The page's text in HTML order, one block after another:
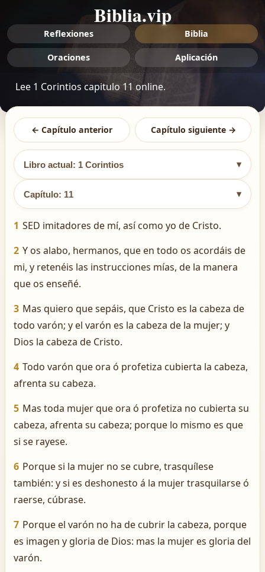
Biblia.vip
Reflexiones Biblia
Oraciones Aplicación
Lee 1 Corintios capitulo 11 online.
← Capítulo anterior Capítulo siguiente →
Libro actual: 1 Corintios ▾
Capítulo: 11 ▾
1 SED imitadores de mí, así como yo de Cristo.
2 Y os alabo, hermanos, que en todo os acordáis de
mi, y retenéis las instrucciones mías, de la manera
que os enseñé.
3 Mas quiero que sepáis, que Cristo es la cabeza de
todo varón; y el varón es la cabeza de la mujer; y
Dios la cabeza de Cristo.
4 Todo varón que ora ó profetiza cubierta la cabeza,
afrenta su cabeza.
5 Mas toda mujer que ora ó profetiza no cubierta su
cabeza, afrenta su cabeza; porque lo mismo es que
si se rayese.
6 Porque si la mujer no se cubre, trasquílese
también: y si es deshonesto á la mujer trasquilarse ó
raerse, cúbrase.
7 Porque el varón no ha de cubrir la cabeza, porque
es imagen y gloria de Dios: mas la mujer es gloria del
varón.